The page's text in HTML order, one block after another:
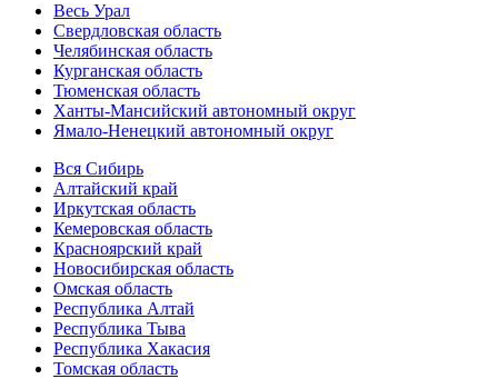
Весь Урал
Свердловская область
Челябинская область
Курганская область
Тюменская область
Ханты-Мансийский автономный округ
Ямало-Ненецкий автономный округ
Вся Сибирь
Алтайский край
Иркутская область
Кемеровская область
Красноярский край
Новосибирская область
Омская область
Республика Алтай
Республика Тыва
Республика Хакасия
Томская область